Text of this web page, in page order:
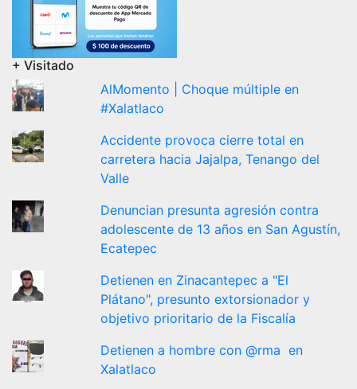
+ Visitado
AlMomento | Choque múltiple en
#Xalatlaco
Accidente provoca cierre total en
carretera hacia Jajalpa, Tenango del
Valle
Denuncian presunta agresión contra
adolescente de 13 años en San Agustín,
Ecatepec
Detienen en Zinacantepec a "El
Plátano", presunto extorsionador y
objetivo prioritario de la Fiscalía
Detienen a hombre con @rma en
Xalatlaco